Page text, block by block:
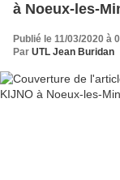
à Noeux-les-
Publié le 11/03/2020 à
Par UTL Jean Buridan